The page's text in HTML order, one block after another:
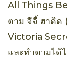
All Things
ตาม จีจี้ ฮาดิด
Victoria
และทำตามได้